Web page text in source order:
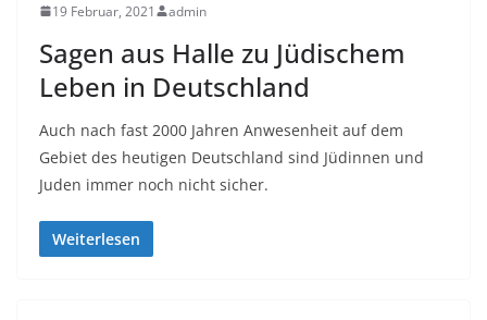
19 Februar, 2021 admin
Sagen aus Halle zu Jüdischem
Leben in Deutschland
Auch nach fast 2000 Jahren Anwesenheit auf dem
Gebiet des heutigen Deutschland sind Jüdinnen und
Juden immer noch nicht sicher.
Weiterlesen